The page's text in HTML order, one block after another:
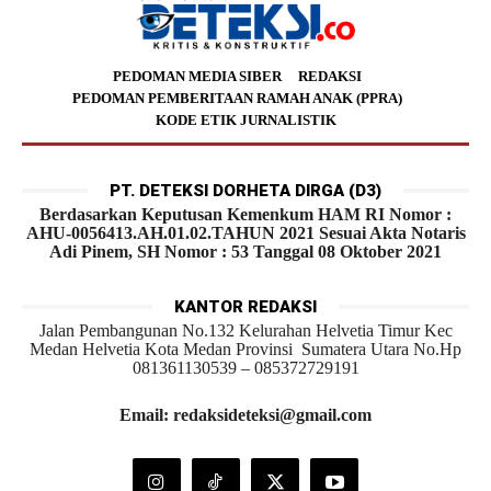
PEDOMAN MEDIA SIBER
REDAKSI
PEDOMAN PEMBERITAAN RAMAH ANAK (PPRA)
KODE ETIK JURNALISTIK
PT. DETEKSI DORHETA DIRGA (D3)
Berdasarkan Keputusan Kemenkum HAM RI Nomor :
AHU-0056413.AH.01.02.TAHUN 2021 Sesuai Akta Notaris
Adi Pinem, SH Nomor : 53 Tanggal 08 Oktober 2021
KANTOR REDAKSI
Jalan Pembangunan No.132 Kelurahan Helvetia Timur Kec
Medan Helvetia Kota Medan Provinsi Sumatera Utara No.Hp
081361130539 – 085372729191
Email: redaksideteksi@gmail.com